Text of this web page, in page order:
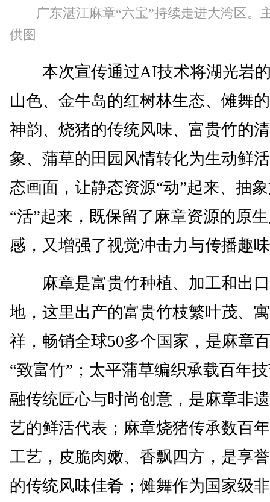
广东湛江麻章“六宝”持续走进大湾区。
供图
本次宣传通过AI技术将湖光岩
山色、金牛岛的红树林生态、傩舞
神韵、烧猪的传统风味、富贵竹的
象、蒲草的田园风情转化为生动鲜
态画面，让静态资源“动”起来、抽
“活”起来，既保留了麻章资源的原
感，又增强了视觉冲击力与传播趣
麻章是富贵竹种植、加工和出
地，这里出产的富贵竹枝繁叶茂、
祥，畅销全球50多个国家，是麻章
“致富竹”；太平蒲草编织承载百年
融传统匠心与时尚创意，是麻章非
艺的鲜活代表；麻章烧猪传承数百
工艺，皮脆肉嫩、香飘四方，是享
的传统风味佳肴；傩舞作为国家级